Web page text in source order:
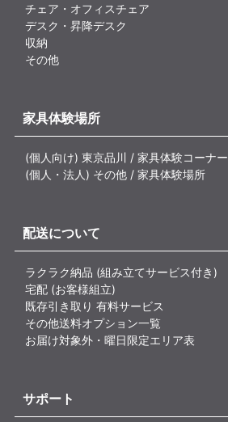
チェア・オフィスチェア
デスク・昇降デスク
収納
その他
家具体験場所
(個人向け) 東京品川 / 家具体験コーナー
(個人・法人) その他 / 家具体験場所
配送について
ラクラク納品 (組み立てサービス付き)
宅配 (お客様組立)
既存引き取り 有料サービス
その他送料オプション一覧
お届け対象外・曜日限定エリア表
サポート